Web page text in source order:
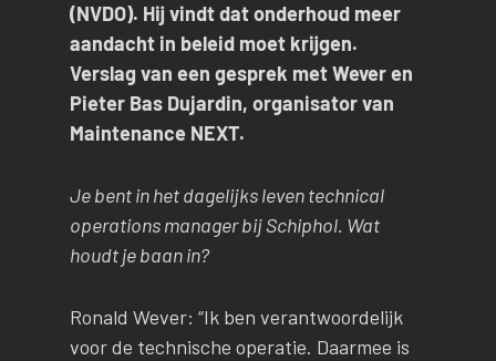
(NVDO). Hij vindt dat onderhoud meer
aandacht in beleid moet krijgen.
Verslag van een gesprek met Wever en
Pieter Bas Dujardin, organisator van
Maintenance NEXT.
Je bent in het dagelijks leven technical
operations manager bij Schiphol. Wat
houdt je baan in?
Ronald Wever: “Ik ben verantwoordelijk
voor de technische operatie. Daarmee is